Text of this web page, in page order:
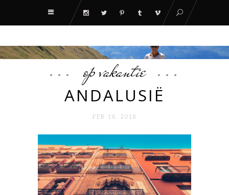
op vakantie
ANDALUSIË
FEB 16. 2018